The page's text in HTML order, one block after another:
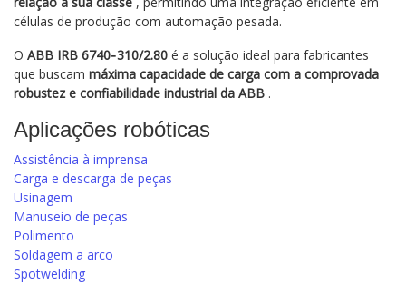
células de produção com automação pesada.
O ABB IRB 6740‑310/2.80 é a solução ideal para fabricantes
que buscam máxima capacidade de carga com a comprovada
robustez e confiabilidade industrial da ABB .
Aplicações robóticas
Assistência à imprensa
Carga e descarga de peças
Usinagem
Manuseio de peças
Polimento
Soldagem a arco
Spotwelding